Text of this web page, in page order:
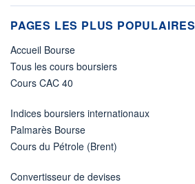
PAGES LES PLUS POPULAIRES
Accueil Bourse
Tous les cours boursiers
Cours CAC 40
Indices boursiers internationaux
Palmarès Bourse
Cours du Pétrole (Brent)
Convertisseur de devises